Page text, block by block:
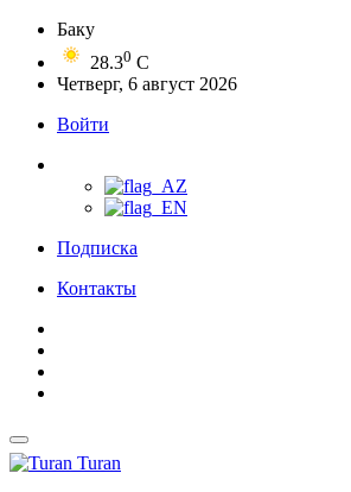
Баку
28.30 C
Четверг, 6 август 2026
Войти
Подписка
Контакты
Turan